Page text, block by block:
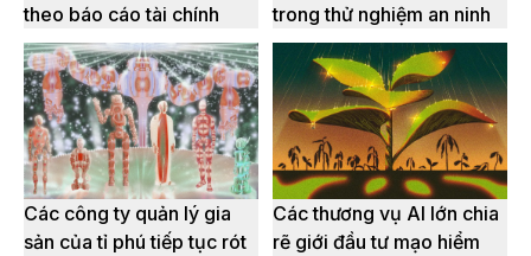
theo báo cáo tài chính
trong thử nghiệm an ninh
Các công ty quản lý gia
sản của tỉ phú tiếp tục rót
Các thương vụ AI lớn chia
rẽ giới đầu tư mạo hiểm